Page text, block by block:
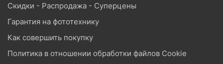
Скидки - Распродажа - Суперцены
Гарантия на фототехнику
Как совершить покупку
Политика в отношении обработки файлов Cookie